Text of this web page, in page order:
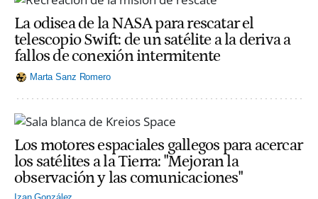
La odisea de la NASA para rescatar el
telescopio Swift: de un satélite a la deriva a
fallos de conexión intermitente
Marta Sanz Romero
Los motores espaciales gallegos para acercar
los satélites a la Tierra: "Mejoran la
observación y las comunicaciones"